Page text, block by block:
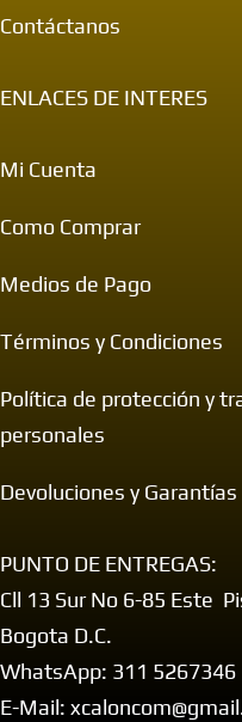
Contáctanos
ENLACES DE INTERES
Mi Cuenta
Como Comprar
Medios de Pago
Términos y Condiciones
Política de protección y
personales
Devoluciones y Garantías
PUNTO DE ENTREGAS:
Cll 13 Sur No 6-85 Este
Bogota D.C.
WhatsApp: 311 5267346
E-Mail: